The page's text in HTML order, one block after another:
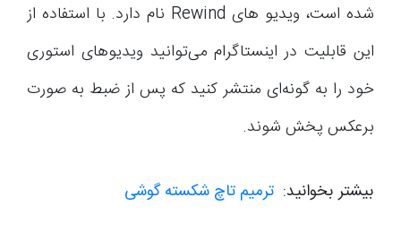
شده است، ویدیو های Rewind نام دارد. با استفاده از
این قابلیت در اینستاگرام می‌توانید ویدیوهای استوری
خود را به گونه‌ای منتشر کنید که پس از ضبط به صورت
برعکس پخش شوند.
بیشتر بخوانید: ترمیم تاچ شکسته گوشی